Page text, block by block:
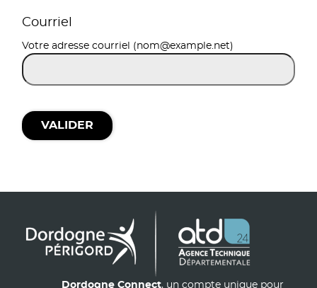
Courriel
Votre adresse courriel (nom@example.net)
VALIDER
Dordogne Connect, un compte unique pour